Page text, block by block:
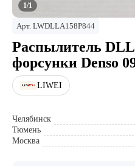
1/1
Арт. LWDLLA158P844
Распылитель
форсунки Denso
LIWEI
Челябинск
Тюмень
Москва